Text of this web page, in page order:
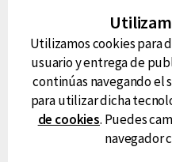
FM Tu
RG Deportiva
Classic FM
Utilizamos cookies para
usuario y entrega de
continúas navegando
para utilizar dicha
de cookies. Puedes
navegador